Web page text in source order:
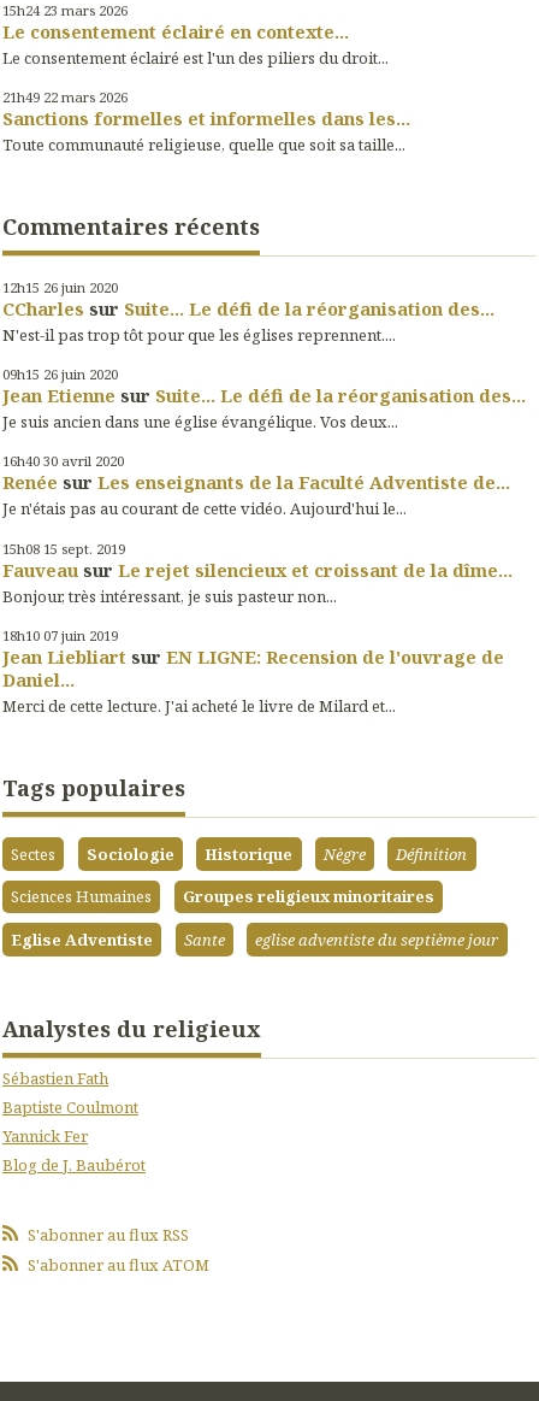
15h24 23 mars 2026
Le consentement éclairé en contexte...
Le consentement éclairé est l'un des piliers du droit...
21h49 22 mars 2026
Sanctions formelles et informelles dans les...
Toute communauté religieuse, quelle que soit sa taille...
Commentaires récents
12h15 26 juin 2020
CCharles sur Suite... Le défi de la réorganisation des...
N'est-il pas trop tôt pour que les églises reprennent....
09h15 26 juin 2020
Jean Etienne sur Suite... Le défi de la réorganisation des...
Je suis ancien dans une église évangélique. Vos deux...
16h40 30 avril 2020
Renée sur Les enseignants de la Faculté Adventiste de...
Je n'étais pas au courant de cette vidéo. Aujourd'hui le...
15h08 15 sept. 2019
Fauveau sur Le rejet silencieux et croissant de la dîme...
Bonjour, très intéressant, je suis pasteur non...
18h10 07 juin 2019
Jean Liebliart sur EN LIGNE: Recension de l'ouvrage de
Daniel...
Merci de cette lecture. J'ai acheté le livre de Milard et...
Tags populaires
Sectes Sociologie Historique Nègre
Définition
Sciences Humaines
Groupes religieux minoritaires
Eglise Adventiste
Sante eglise adventiste du septième jour
Analystes du religieux
Sébastien Fath
Baptiste Coulmont
Yannick Fer
Blog de J. Baubérot
S'abonner au flux RSS
S'abonner au flux ATOM